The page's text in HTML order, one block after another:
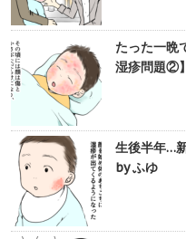
たった一晩
湿疹問題②
生後半年…
by ふゆ